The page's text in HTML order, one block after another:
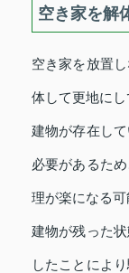
空き家を解
空き家を放置
体して更地にし
建物が存在し
必要があるた
理が楽になる可
建物が残った
したことによ